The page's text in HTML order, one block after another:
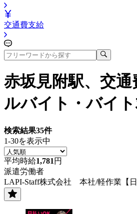
交通費支給
赤坂見附駅、交通
ルバイト・バイ
検索結果35件
1-30を表示中
平均時給1,781 円
派遣労働者
LAPI-Staff株式会社 本社/軽作業【